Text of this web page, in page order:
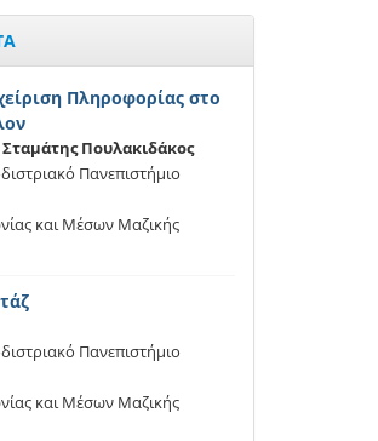
Πληροφορίας στο
Πουλακιδάκος
Πανεπιστήμιο
και Μέσων Μαζικής
Πανεπιστήμιο
και Μέσων Μαζικής